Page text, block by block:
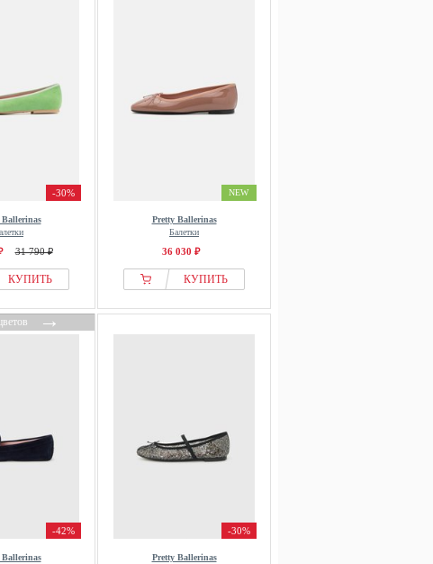
-30%
Ballerinas
31 790 ₽
КУПИТЬ
NEW
Pretty Ballerinas
Балетки
36 030 ₽
КУПИТЬ
→
-42%
Ballerinas
-30%
Pretty Ballerinas